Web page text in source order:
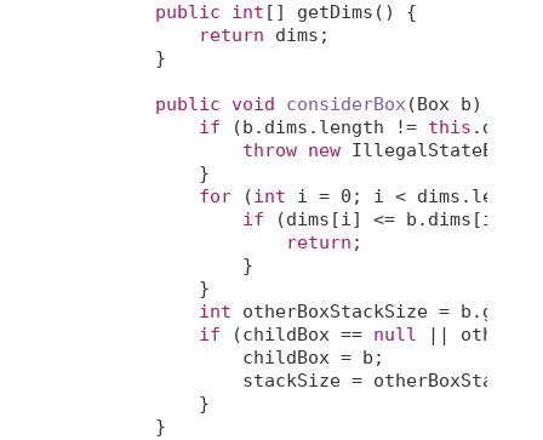
public int [] getDims() {
return dims;
        }
public void considerBox (Box b)
if (b.dims.length != this
throw new
            }
for (int i = 0 ; i <
if (dims[i] <= b.dims[i]) {
return ;
                }
            }
int otherBoxStackSize =
if (childBox == null ||
                childBox = b;
stackSize =
            }
        }